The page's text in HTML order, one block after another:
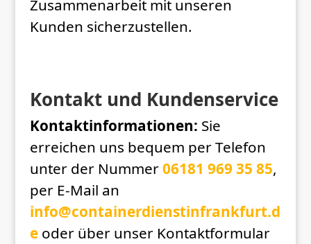
Zusammenarbeit mit unseren
Kunden sicherzustellen.
Kontakt und Kundenservice
Kontaktinformationen: Sie
erreichen uns bequem per Telefon
unter der Nummer06181 969 35 85,
per E-Mail an
info@containerdienstinfrankfurt.d
eoder über unser Kontaktformular